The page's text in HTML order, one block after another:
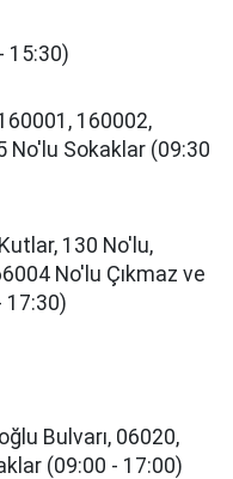
15:30)
160002,
No'lu Sokaklar (09:30
130 No'lu,
No'lu Çıkmaz ve
17:30)
Bulvarı, 06020,
(09:00 - 17:00)